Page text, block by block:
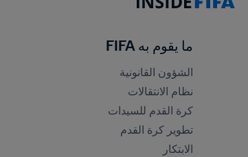
ما يقوم به FIFA
الشؤون القانونية
نظام الانتقالات
كرة القدم للسيدات
تطوير كرة القدم
الابتكار